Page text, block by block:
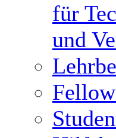
für
und